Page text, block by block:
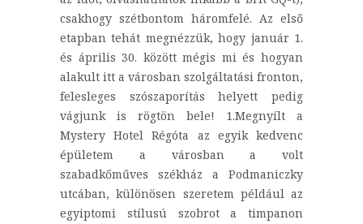
csakhogy szétbontom háromfelé. Az első
etapban tehát megnézzük, hogy január 1.
és április 30. között mégis mi és hogyan
alakult itt a városban szolgáltatási fronton,
felesleges szószaporítás helyett pedig
vágjunk is rögtön bele! 1.Megnyílt a
Mystery Hotel Régóta az egyik kedvenc
épületem a városban a volt
szabadkőműves székház a Podmaniczky
utcában, különösen szeretem például az
egyiptomi stílusú szobrot a timpanon